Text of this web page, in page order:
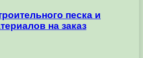
песка и
на заказ